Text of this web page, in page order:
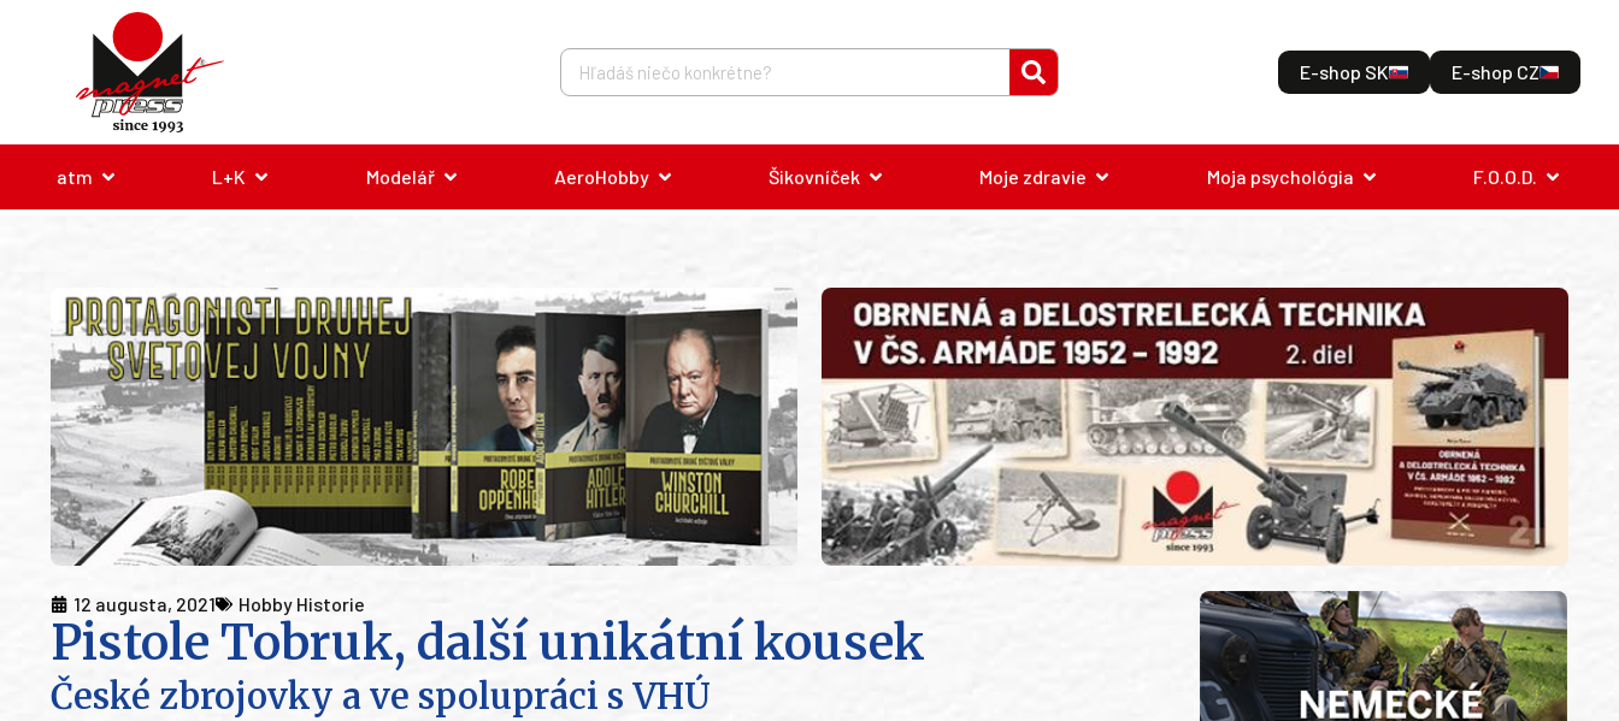
E-shop SK E-shop CZ
atm L+K Modelář AeroHobby Šikovníček Moje zdravie Moja psychológia F.O.O.D.
12 augusta, 2021 Hobby Historie
Pistole Tobruk, další unikátní kousek
České zbrojovky a ve spolupráci s VHÚ